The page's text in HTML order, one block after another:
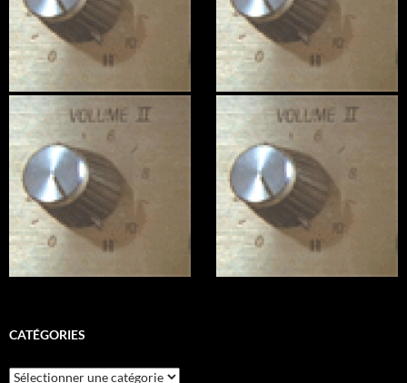
CATÉGORIES
Catégories